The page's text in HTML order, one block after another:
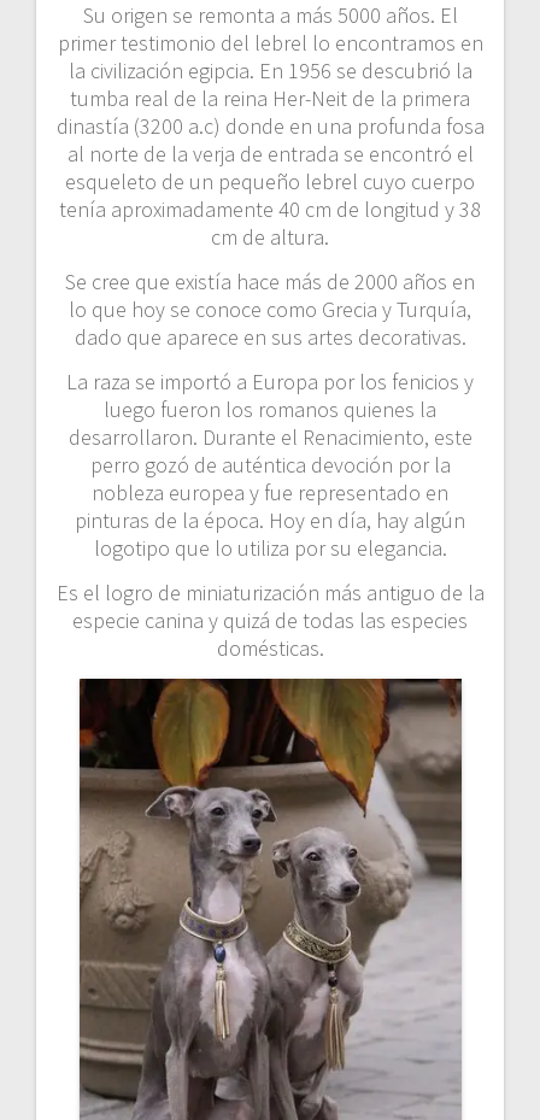
Su origen se remonta a más 5000 años. El
primer testimonio del lebrel lo encontramos en
la civilización egipcia. En 1956 se descubrió la
tumba real de la reina Her-Neit de la primera
dinastía (3200 a.c) donde en una profunda fosa
al norte de la verja de entrada se encontró el
esqueleto de un pequeño lebrel cuyo cuerpo
tenía aproximadamente 40 cm de longitud y 38
cm de altura.
Se cree que existía hace más de 2000 años en
lo que hoy se conoce como Grecia y Turquía,
dado que aparece en sus artes decorativas.
La raza se importó a Europa por los fenicios y
luego fueron los romanos quienes la
desarrollaron. Durante el Renacimiento, este
perro gozó de auténtica devoción por la
nobleza europea y fue representado en
pinturas de la época. Hoy en día, hay algún
logotipo que lo utiliza por su elegancia.
Es el logro de miniaturización más antiguo de la
especie canina y quizá de todas las especies
domésticas.